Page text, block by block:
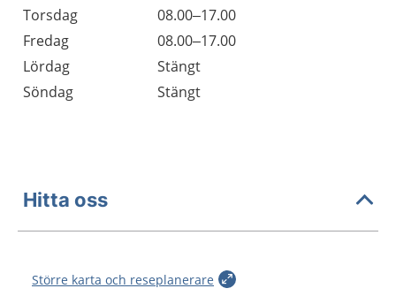
Torsdag
08.00–17.00
Fredag
08.00–17.00
Lördag
Stängt
Söndag
Stängt
Hitta oss
Större karta och reseplanerare